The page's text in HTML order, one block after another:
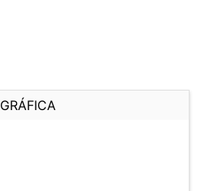
GRÁFICA